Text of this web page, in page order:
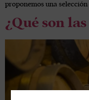
proponemos una
¿Qué son